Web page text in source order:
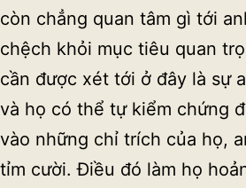
còn chẳng quan tâm gì tới
chệch khỏi mục tiêu quan
cần được xét tới ở đây là sự
và họ có thể tự kiểm chứng
vào những chỉ trích của họ,
tỉm cười. Điều đó làm họ